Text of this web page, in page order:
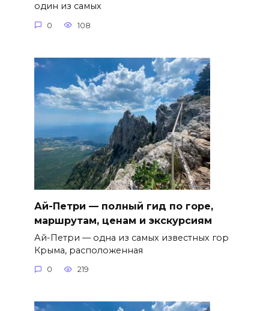
один из самых
0 108
Ай-Петри — полный гид по горе,
маршрутам, ценам и экскурсиям
Ай-Петри — одна из самых известных гор
Крыма, расположенная
0 219